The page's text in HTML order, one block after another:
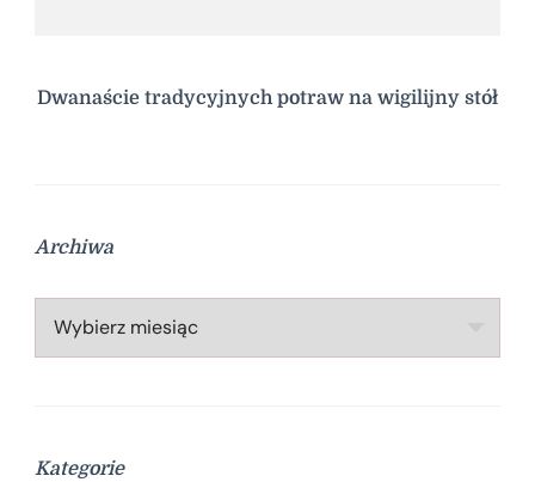
Dwanaście tradycyjnych potraw na wigilijny stół
Archiwa
Archiwa
Kategorie